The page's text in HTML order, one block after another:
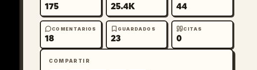
175 25.4K 44
COMENTARIOS
18
GUARDADOS
23
CITAS
0
COMPARTIR